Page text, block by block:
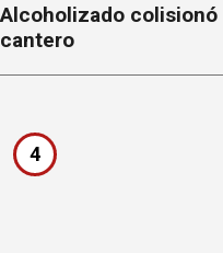
Alcoholizado
cantero
4